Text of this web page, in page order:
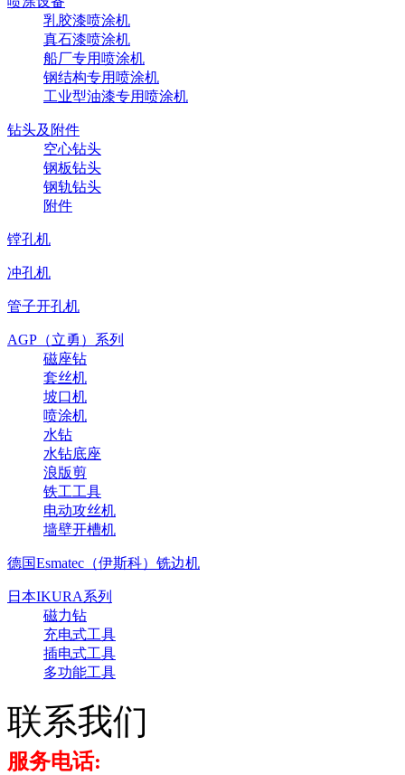
乳胶漆喷涂机
真石漆喷涂机
船厂专用喷涂机
钢结构专用喷涂机
工业型油漆专用喷涂机
钻头及附件
空心钻头
钢板钻头
钢轨钻头
附件
镗孔机
冲孔机
管子开孔机
AGP（立勇）系列
磁座钻
套丝机
坡口机
喷涂机
水钻
水钻底座
浪版剪
铁工工具
电动攻丝机
墙壁开槽机
德国Esmatec（伊斯科）铣边机
日本IKURA系列
磁力钻
充电式工具
插电式工具
多功能工具
联系我们
服务电话: